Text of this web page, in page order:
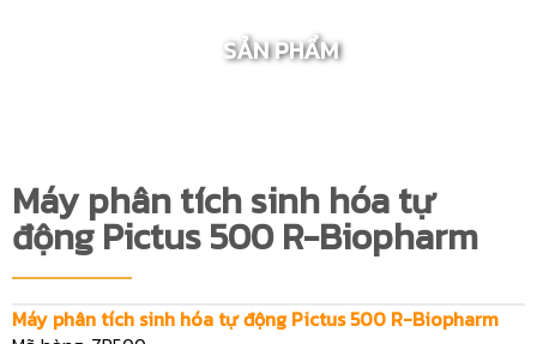
SẢN PHẨM
Máy phân tích sinh hóa tự
động Pictus 500 R-Biopharm
Máy phân tích sinh hóa tự động Pictus 500 R-Biopharm